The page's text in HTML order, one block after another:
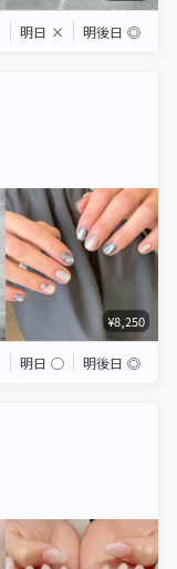
明日 × 明後日 ◎
¥8,250
明日 ◯ 明後日 ◎